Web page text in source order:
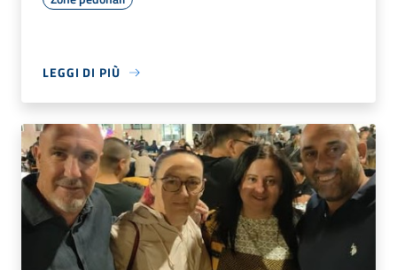
LEGGI DI PIÙ